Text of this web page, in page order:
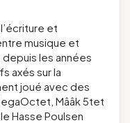
et
musique et
les années
axés sur la
joué avec des
Mââk 5tet
Hasse Poulsen